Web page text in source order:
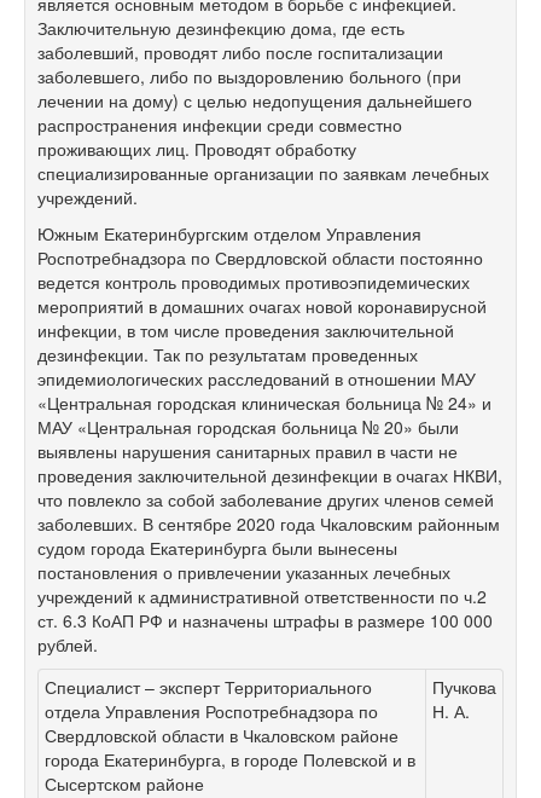
Заключительную дезинфекцию дома, где есть
заболевший, проводят либо после госпитализации
заболевшего, либо по выздоровлению больного (при
лечении на дому) с целью недопущения дальнейшего
распространения инфекции среди совместно
проживающих лиц. Проводят обработку
специализированные организации по заявкам лечебных
учреждений.
Южным Екатеринбургским отделом Управления
Роспотребнадзора по Свердловской области постоянно
ведется контроль проводимых противоэпидемических
мероприятий в домашних очагах новой коронавирусной
инфекции, в том числе проведения заключительной
дезинфекции. Так по результатам проведенных
эпидемиологических расследований в отношении МАУ
«Центральная городская клиническая больница № 24» и
МАУ «Центральная городская больница № 20» были
выявлены нарушения санитарных правил в части не
проведения заключительной дезинфекции в очагах НКВИ,
что повлекло за собой заболевание других членов семей
заболевших. В сентябре 2020 года Чкаловским районным
судом города Екатеринбурга были вынесены
постановления о привлечении указанных лечебных
учреждений к административной ответственности по ч.2
ст. 6.3 КоАП РФ и назначены штрафы в размере 100 000
рублей.
Специалист – эксперт Территориального
отдела Управления Роспотребнадзора по
Свердловской области в Чкаловском районе
города Екатеринбурга, в городе Полевской и в
Сысертском районе
Пучкова
Н. А.